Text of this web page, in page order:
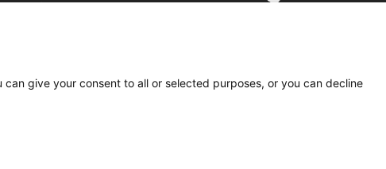
cgtcatalunya
give your consent to all or selected purposes, or you can decline